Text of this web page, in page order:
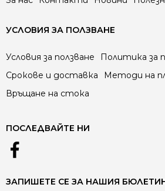
УСЛОВИЯ ЗА ПОЛЗВАНЕ
Условия за ползване
Политика за
Срокове и доставка
Методи на
Връщане на стока
ПОСЛЕДВАЙТЕ НИ
ЗАПИШЕТЕ СЕ ЗА НАШИЯ